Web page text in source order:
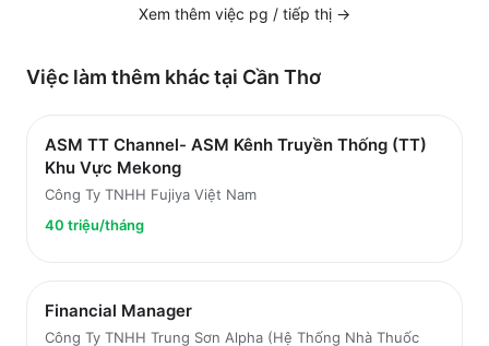
Xem thêm việc pg / tiếp thị →
Việc làm thêm khác tại Cần Thơ
ASM TT Channel- ASM Kênh Truyền Thống (TT)
Khu Vực Mekong
Công Ty TNHH Fujiya Việt Nam
40 triệu/tháng
Financial Manager
Công Ty TNHH Trung Sơn Alpha (Hệ Thống Nhà Thuốc